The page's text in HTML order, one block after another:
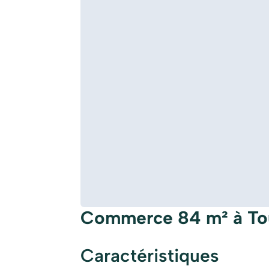
Commerce 84 m² à
Caractéristiques